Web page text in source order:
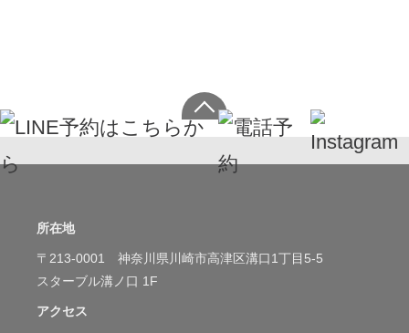
所在地
〒213-0001 神奈川県川崎市高津区溝口1丁目5-5
スターブル溝ノ口 1F
アクセス